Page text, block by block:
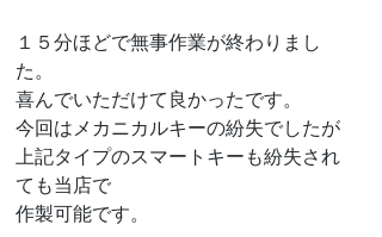
１５分ほどで無事作業が終わりまし
た。
喜んでいただけて良かったです。
今回はメカニカルキーの紛失でしたが
上記タイプのスマートキーも紛失され
ても当店で
作製可能です。